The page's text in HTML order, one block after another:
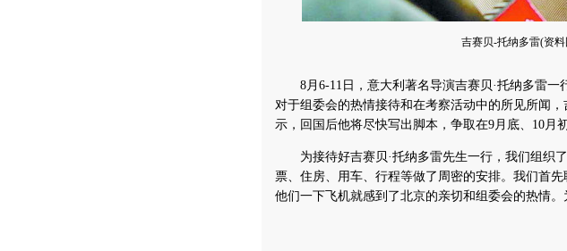
吉赛贝-托纳多雷(资
8月6-11日，意大利著名导演吉赛贝·托纳多雷一
对于组委会的热情接待和在考察活动中的所见所闻
示，回国后他将尽快写出脚本，争取在9月底、10月
为接待好吉赛贝·托纳多雷先生一行，我们组织
票、住房、用车、行程等做了周密的安排。我们首
他们一下飞机就感到了北京的亲切和组委会的热情。